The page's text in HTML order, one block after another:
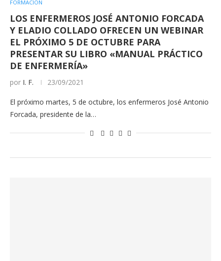
FORMACIÓN
LOS ENFERMEROS JOSÉ ANTONIO FORCADA
Y ELADIO COLLADO OFRECEN UN WEBINAR
EL PRÓXIMO 5 DE OCTUBRE PARA
PRESENTAR SU LIBRO «MANUAL PRÁCTICO
DE ENFERMERÍA»
por I. F. 23/09/2021
El próximo martes, 5 de octubre, los enfermeros José Antonio
Forcada, presidente de la…